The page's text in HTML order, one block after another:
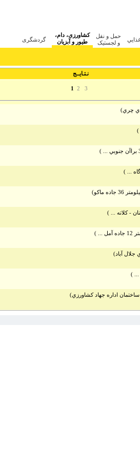
حمل و نقل
و لجستیک
کشاورزی، دام،
طیور و آبزیان
گردشگری
نـتـایــج
1
چري)
)
... )
ماکو)
- کلاته ... )
... )
جلال آباد)
... )
اداره جهاد کشاورزي)